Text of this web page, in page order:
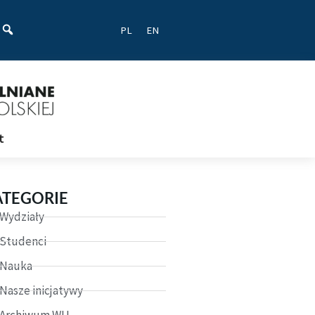
PL EN
Wydziały
Studenci
Nauka
Nasze inicjatywy